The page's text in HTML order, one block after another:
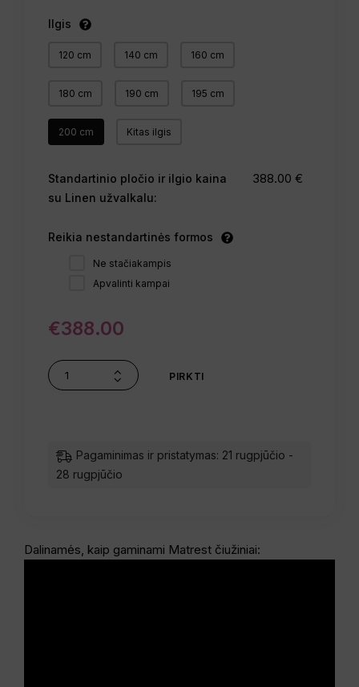
Ilgis
120 cm 140 cm 160 cm
180 cm 190 cm 195 cm
200 cm Kitas ilgis
Standartinio pločio ir ilgio kaina
su Linen užvalkalu:
388.00 €
Reikia nestandartinės formos
Ne stačiakampis
Apvalinti kampai
€388.00
PIRKTI
Pagaminimas ir pristatymas: 21 rugpjūčio -
28 rugpjūčio
Dalinamės, kaip gaminami Matrest čiužiniai: